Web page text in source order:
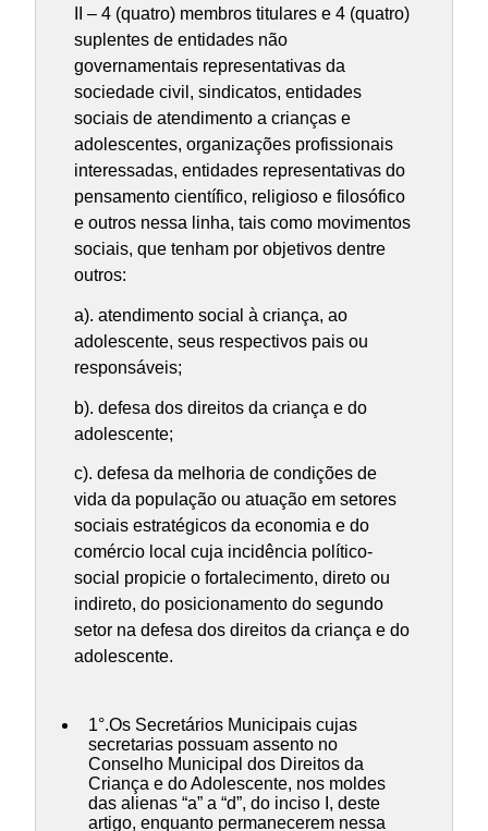
II – 4 (quatro) membros titulares e 4 (quatro)
suplentes de entidades não
governamentais representativas da
sociedade civil, sindicatos, entidades
sociais de atendimento a crianças e
adolescentes, organizações profissionais
interessadas, entidades representativas do
pensamento científico, religioso e filosófico
e outros nessa linha, tais como movimentos
sociais, que tenham por objetivos dentre
outros:
a). atendimento social à criança, ao
adolescente, seus respectivos pais ou
responsáveis;
b). defesa dos direitos da criança e do
adolescente;
c). defesa da melhoria de condições de
vida da população ou atuação em setores
sociais estratégicos da economia e do
comércio local cuja incidência político-
social propicie o fortalecimento, direto ou
indireto, do posicionamento do segundo
setor na defesa dos direitos da criança e do
adolescente.
1°.Os Secretários Municipais cujas
secretarias possuam assento no
Conselho Municipal dos Direitos da
Criança e do Adolescente, nos moldes
das alienas “a” a “d”, do inciso I, deste
artigo, enquanto permanecerem nessa